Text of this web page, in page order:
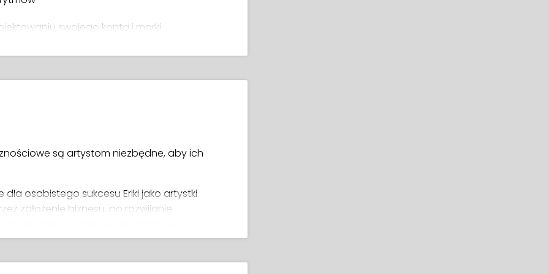
swojego konta i marki
co publikować, a czego nie
na właściwą drogę
są artystom niezbędne, aby ich
osobistego sukcesu Eriki jako artystki
założenie biznesu, po rozwijanie
trudno wyróżnić swoje prace wśród
posiadanie mentora, który już przeszedł